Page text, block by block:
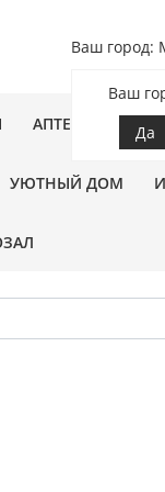
Ваш город:
Ваш
Да
АПТЕКА
УЮТНЫЙ ДОМ